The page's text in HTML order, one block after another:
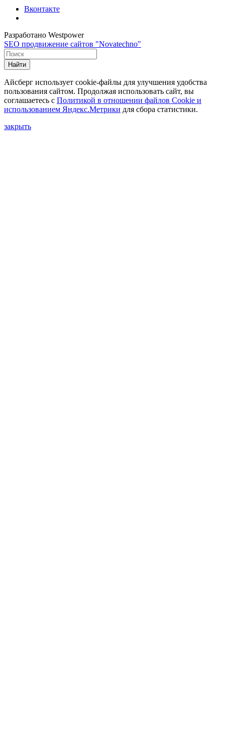
Вконтакте
Разработано Westpower
SEO продвижение сайтов "Novatechno"
Найти
Айсберг использует cookie-файлы для улучшения удобства
пользования сайтом. Продолжая использовать сайт, вы
соглашаетесь с Политикой в отношении файлов Сookie и
использованием Яндекс.Метрики для сбора статистики.
закрыть